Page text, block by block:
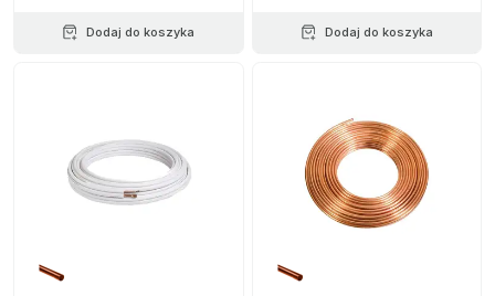
Dodaj do koszyka Dodaj do koszyka